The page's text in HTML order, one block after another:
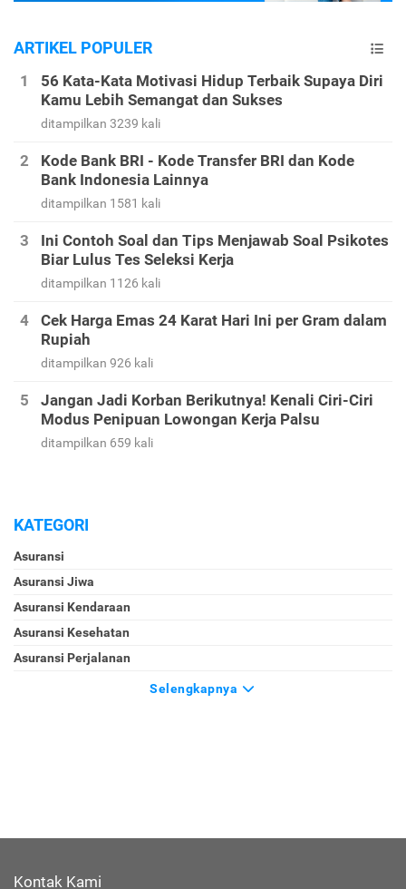
ARTIKEL POPULER
56 Kata-Kata Motivasi Hidup Terbaik Supaya Diri
Kamu Lebih Semangat dan Sukses
ditampilkan 3239 kali
Kode Bank BRI - Kode Transfer BRI dan Kode
Bank Indonesia Lainnya
ditampilkan 1581 kali
Ini Contoh Soal dan Tips Menjawab Soal Psikotes
Biar Lulus Tes Seleksi Kerja
ditampilkan 1126 kali
Cek Harga Emas 24 Karat Hari Ini per Gram dalam
Rupiah
ditampilkan 926 kali
Jangan Jadi Korban Berikutnya! Kenali Ciri-Ciri
Modus Penipuan Lowongan Kerja Palsu
ditampilkan 659 kali
KATEGORI
Asuransi
Asuransi Jiwa
Asuransi Kendaraan
Asuransi Kesehatan
Asuransi Perjalanan
Selengkapnya
Kontak Kami